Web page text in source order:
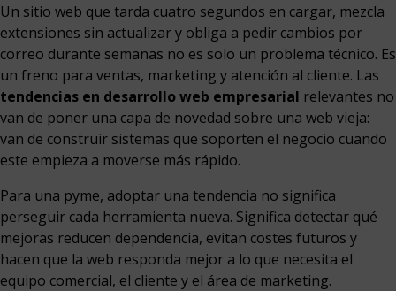
Un sitio web que tarda cuatro segundos en cargar, mezcla
extensiones sin actualizar y obliga a pedir cambios por
correo durante semanas no es solo un problema técnico. Es
un freno para ventas, marketing y atención al cliente. Las
tendencias en desarrollo web empresarial relevantes no
van de poner una capa de novedad sobre una web vieja:
van de construir sistemas que soporten el negocio cuando
este empieza a moverse más rápido.
Para una pyme, adoptar una tendencia no significa
perseguir cada herramienta nueva. Significa detectar qué
mejoras reducen dependencia, evitan costes futuros y
hacen que la web responda mejor a lo que necesita el
equipo comercial, el cliente y el área de marketing.